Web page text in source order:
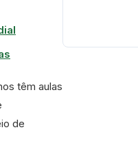
têm aulas
de